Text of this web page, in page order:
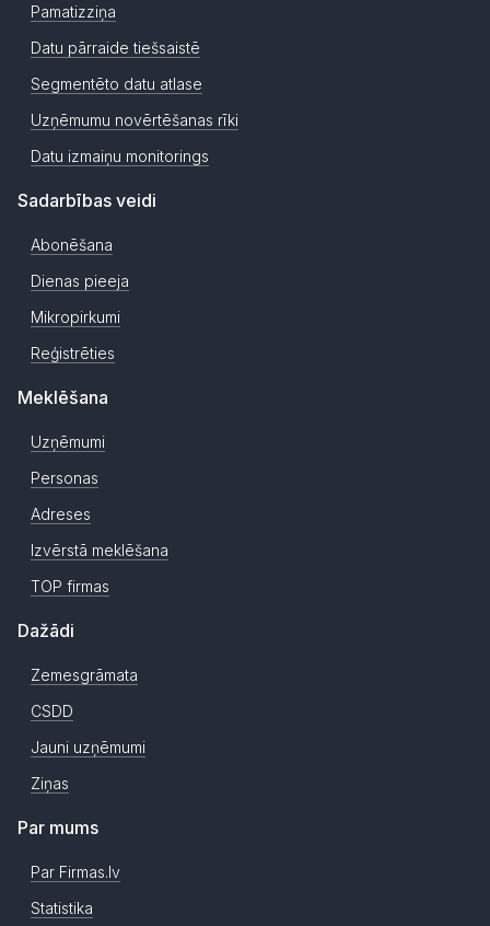
Pamatizziņa
Datu pārraide tiešsaistē
Segmentēto datu atlase
Uzņēmumu novērtēšanas rīki
Datu izmaiņu monitorings
Sadarbības veidi
Abonēšana
Dienas pieeja
Mikropirkumi
Reģistrēties
Meklēšana
Uzņēmumi
Personas
Adreses
Izvērstā meklēšana
TOP firmas
Dažādi
Zemesgrāmata
CSDD
Jauni uzņēmumi
Ziņas
Par mums
Par Firmas.lv
Statistika